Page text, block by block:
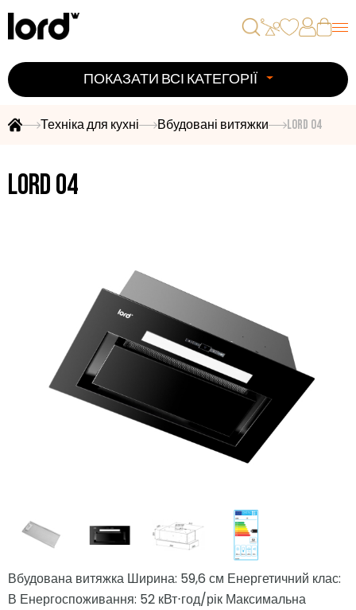
ПОКАЗАТИ ВСІ КАТЕГОРІЇ
Техніка для кухні Вбудовані витяжки LORD O4
LORD O4
Вбудована витяжка Ширина: 59,6 см Енергетичний клас:
В Енергоспоживання: 52 кВт⋅год/рік Максимальна